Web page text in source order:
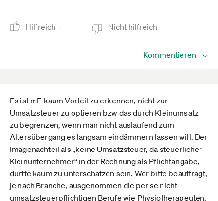
Hilfreich 1 Nicht hilfreich
Kommentieren
Es ist mE kaum Vorteil zu erkennen, nicht zur
Umsatzsteuer zu optieren bzw das durch Kleinumsatz
zu begrenzen, wenn man nicht auslaufend zum
Altersübergang es langsam eindämmern lassen will. Der
Imagenachteil als „keine Umsatzsteuer, da steuerlicher
Kleinunternehmer“ in der Rechnung als Pflichtangabe,
dürfte kaum zu unterschätzen sein. Wer bitte beauftragt,
je nach Branche, ausgenommen die per se nicht
umsatzsteuerpflichtigen Berufe wie Physiotherapeuten,